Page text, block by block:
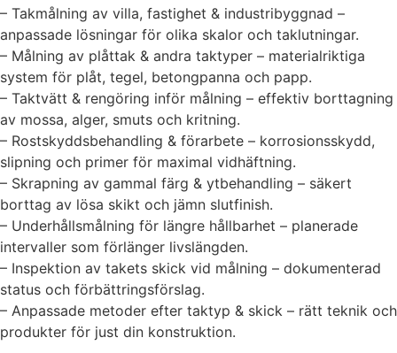
– Takmålning av villa, fastighet & industribyggnad –
anpassade lösningar för olika skalor och taklutningar.
– Målning av plåttak & andra taktyper – materialriktiga
system för plåt, tegel, betongpanna och papp.
– Taktvätt & rengöring inför målning – effektiv borttagning
av mossa, alger, smuts och kritning.
– Rostskyddsbehandling & förarbete – korrosionsskydd,
slipning och primer för maximal vidhäftning.
– Skrapning av gammal färg & ytbehandling – säkert
borttag av lösa skikt och jämn slutfinish.
– Underhållsmålning för längre hållbarhet – planerade
intervaller som förlänger livslängden.
– Inspektion av takets skick vid målning – dokumenterad
status och förbättringsförslag.
– Anpassade metoder efter taktyp & skick – rätt teknik och
produkter för just din konstruktion.